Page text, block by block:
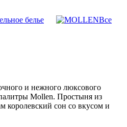
белье
Все
и нежного люксового
Mollen. Простыня из
королевский сон со вкусом и